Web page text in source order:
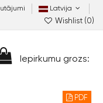
Latvija
Wishlist (0)
Iepirkumu grozs:
PDF